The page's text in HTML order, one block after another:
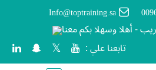
Info@toptraining.sa
- أهلا وسهلا بكم معنا
تابعنا علي :